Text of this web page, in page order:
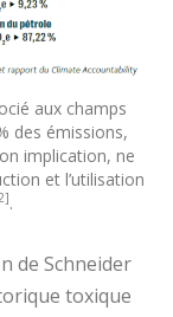
aux champs
des émissions,
implication, ne
et l’utilisation
.
de Schneider
toxique